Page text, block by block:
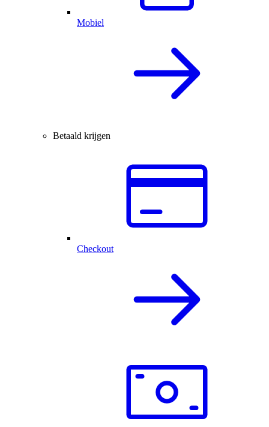
Mobiel
Betaald krijgen
Checkout